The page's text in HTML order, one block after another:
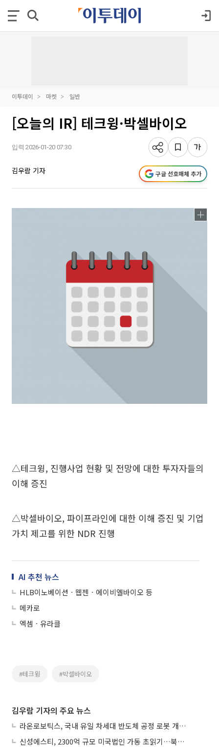
이투데이 마켓 일반
[오늘의 IR] 테크윙·박셀바이오
입력 2026-01-20 07:30
김우람 기자 구글 선호매체 추가
△테크윙, 진행사업 현황 및 전망에 대한 투자자들의
이해 증진
△박셀바이오, 파이프라인에 대한 이해 증진 및 기업
가치 제고를 위한 NDR 진행
AI 추천 뉴스
HLB이노베이션ㆍ웹젠ㆍ에이비엘바이오 등
메카로
엑셈ㆍ유라클
#테크윙 #박셀바이오
김우람 기자의 주요 뉴스
라온로보틱스, 국내 유일 차세대 반도체 공정 로봇 개발 ‘고객사 테스트 진행’
신성에스티, 2300억 규모 미국법인 가동 초읽기…북미 ESS 공략 본격화